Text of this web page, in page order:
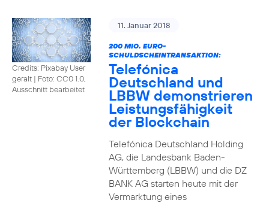
Credits: Pixabay User
geralt | Foto: CC0 1.0,
Ausschnitt bearbeitet
11. Januar 2018
200 MIO. EURO-
SCHULDSCHEINTRANSAKTION:
Telefónica
Deutschland und
LBBW demonstrieren
Leistungsfähigkeit
der Blockchain
Telefónica Deutschland Holding
AG, die Landesbank Baden-
Württemberg (LBBW) und die DZ
BANK AG starten heute mit der
Vermarktung eines